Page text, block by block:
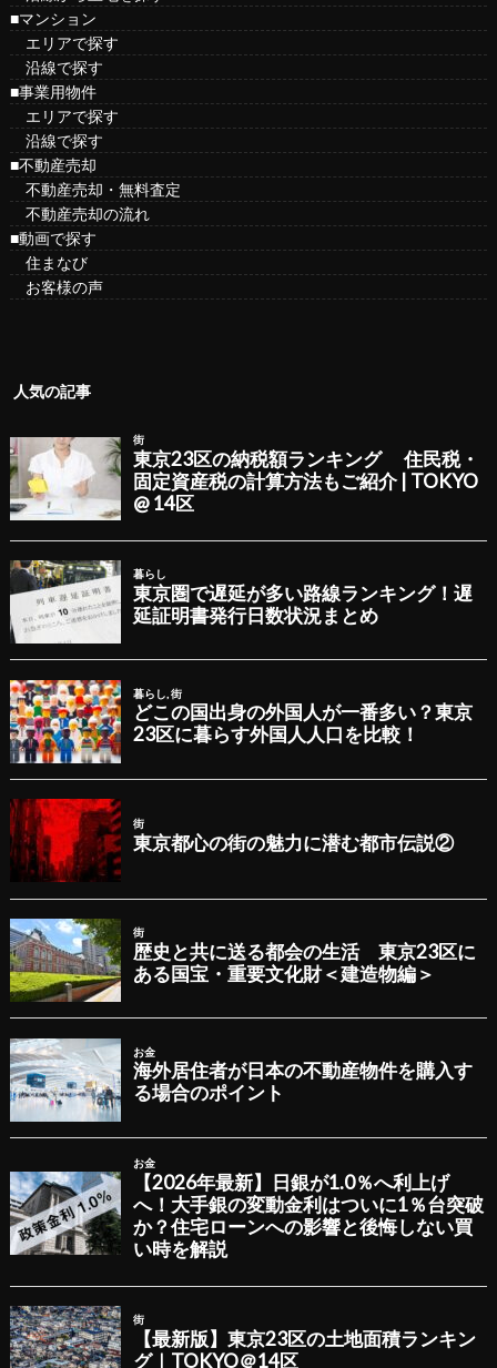
■マンション
エリアで探す
沿線で探す
■事業用物件
エリアで探す
沿線で探す
■不動産売却
不動産売却・無料査定
不動産売却の流れ
■動画で探す
住まなび
お客様の声
人気の記事